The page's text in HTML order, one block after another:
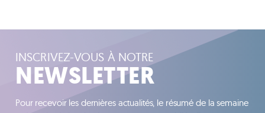
INSCRIVEZ-VOUS À NOTRE
NEWSLETTER
Pour recevoir les dernières actualités, le résumé de la semaine